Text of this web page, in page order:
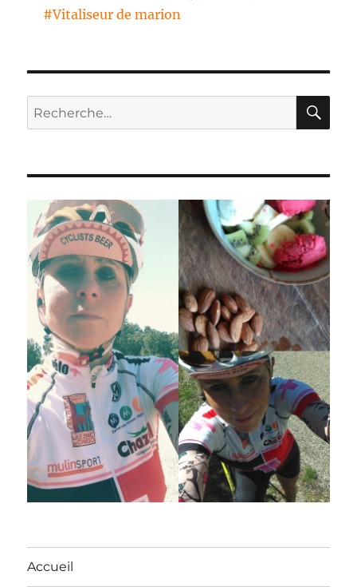
#Vitaliseur de marion
Recherche
pour :
Accueil